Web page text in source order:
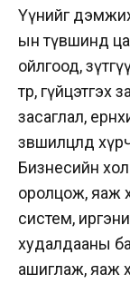
Үүнийг
ын түвшинд
ойлгоод,
төр, гүйцэтгэх
засаглал,
зөвшилцөлд
Бизнесийн
оролцож, яаж
систем,
худалдааны
ашиглаж, яаж